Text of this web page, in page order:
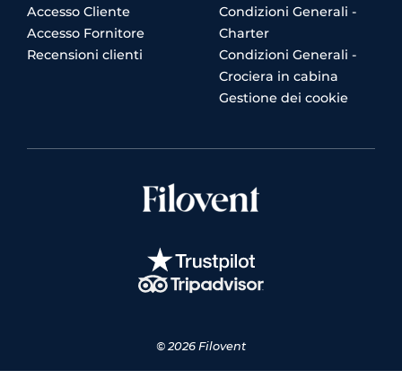
Accesso Cliente
Accesso Fornitore
Recensioni clienti
Condizioni Generali -
Charter
Condizioni Generali -
Crociera in cabina
Gestione dei cookie
© 2026 Filovent